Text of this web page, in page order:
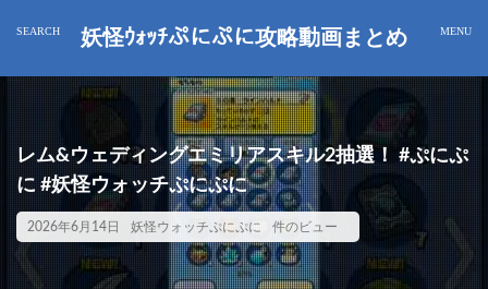
妖怪ｳｫｯﾁぷにぷに攻略動画まとめ
レム&ウェディングエミリアスキル2抽選！ #ぷにぷ
に #妖怪ウォッチぷにぷに
2026年6月14日 妖怪ウォッチぷにぷに 件のビュー